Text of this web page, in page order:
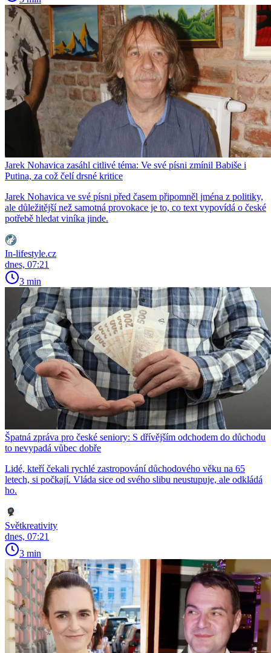
Jarek Nohavica zasáhl citlivé téma: Ve své písni zmínil Babiše i
Putina, za což čelí drsné kritice
Jarek Nohavica ve své písni před časem připomněl jména z politiky,
ale důležitější než samotná provokace je to, co text vypovídá o české
potřebě hledat viníka jinde.
In-lifestyle.cz
dnes, 07:21
3 min
Špatná zpráva pro české seniory: S dřívějším odchodem do důchodu
to nevypadá vůbec dobře
Lidé, kteří čekali rychlé zastropování důchodového věku na 65
letech, si počkají. Vláda sice od svého slibu neustupuje, ale odkládá
ho.
Světkreativity
dnes, 07:21
3 min